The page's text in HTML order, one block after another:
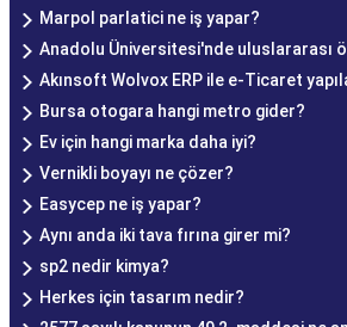
Marpol parlatici ne iş yapar?
Anadolu Üniversitesi'nde uluslararası
Akınsoft Wolvox ERP ile e-Ticaret
Bursa otogara hangi metro gider?
Ev için hangi marka daha iyi?
Vernikli boyayı ne çözer?
Easycep ne iş yapar?
Aynı anda iki tava fırına girer mi?
sp2 nedir kimya?
Herkes için tasarım nedir?